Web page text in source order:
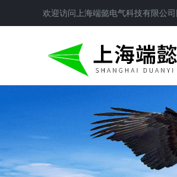
欢迎访问 上海端懿电气科技有限公司